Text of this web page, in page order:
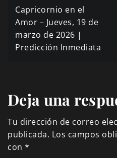
de
entradas
Capricornio en el
Amor – Jueves, 19 de
marzo de 2026 |
Predicción Inmediata
Deja una
Tu dirección de correo
publicada. Los campos
con *